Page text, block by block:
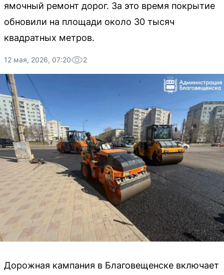
ямочный ремонт дорог. За это время покрытие
обновили на площади около 30 тысяч
квадратных метров.
12 мая, 2026, 07:20 2
Дорожная кампания в Благовещенске включает